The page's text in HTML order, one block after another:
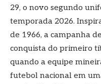
29, o novo segundo
temporada 2026.
de 1966, a campanha
conquista do primeiro
quando a equipe
futebol nacional em